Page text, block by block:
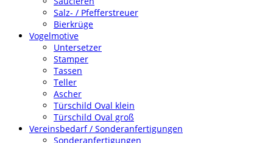
Salz- / Pfefferstreuer
Bierkrüge
Vogelmotive
Untersetzer
Stamper
Tassen
Teller
Ascher
Türschild Oval klein
Türschild Oval groß
Vereinsbedarf / Sonderanfertigungen
Sonderanfertigungen